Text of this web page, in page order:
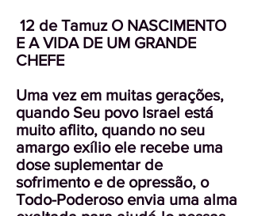
12 de Tamuz O NASCIMENTO
E A VIDA DE UM GRANDE
CHEFE
Uma vez em muitas gerações,
quando Seu povo Israel está
muito aflito, quando no seu
amargo exílio ele recebe uma
dose suplementar de
sofrimento e de opressão, o
Todo-Poderoso envia uma alma